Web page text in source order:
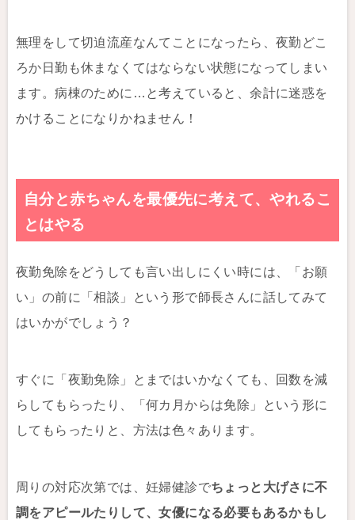
無理をして切迫流産なんてことになったら、夜勤どこ
ろか日勤も休まなくてはならない状態になってしまい
ます。病棟のために…と考えていると、余計に迷惑を
かけることになりかねません！
自分と赤ちゃんを最優先に考えて、やれるこ
とはやる
夜勤免除をどうしても言い出しにくい時には、「お願
い」の前に「相談」という形で師長さんに話してみて
はいかがでしょう？
すぐに「夜勤免除」とまではいかなくても、回数を減
らしてもらったり、「何カ月からは免除」という形に
してもらったりと、方法は色々あります。
周りの対応次第では、妊婦健診でちょっと大げさに不
調をアピールたりして、女優になる必要もあるかもし